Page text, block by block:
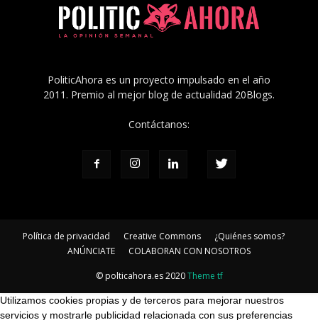
PoliticAhora es un proyecto impulsado en el año
2011. Premio al mejor blog de actualidad 20Blogs.
Contáctanos:
Política de privacidad Creative Commons
¿Quiénes somos?
ANÚNCIATE
COLABORAN CON NOSOTROS
© polticahora.es 2020Theme tf
Utilizamos cookies propias y de terceros para mejorar nuestros
servicios y mostrarle publicidad relacionada con sus preferencias